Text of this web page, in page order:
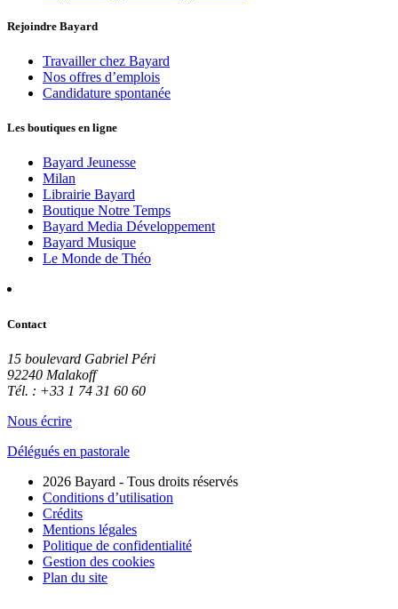
Rejoindre Bayard
Travailler chez Bayard
Nos offres d’emplois
Candidature spontanée
Les boutiques en ligne
Bayard Jeunesse
Milan
Librairie Bayard
Boutique Notre Temps
Bayard Media Développement
Bayard Musique
Le Monde de Théo
Contact
15 boulevard Gabriel Péri
92240 Malakoff
Tél. : +33 1 74 31 60 60
Nous écrire
Délégués en pastorale
2026 Bayard - Tous droits réservés
Conditions d’utilisation
Crédits
Mentions légales
Politique de confidentialité
Gestion des cookies
Plan du site